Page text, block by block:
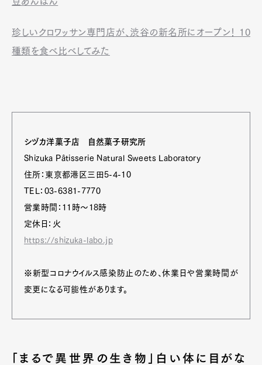
珍しいクロワッサン専門店が、渋谷の新名所にオープン！ 10
種類を食べ比べしてみた
シヅカ洋菓子店 自然菓子研究所
Shizuka Pâtisserie Natural Sweets Laboratory
住所：東京都港区三田5-4-10
TEL：03-6381-7770
営業時間：11時～18時
定休日：火
https://shizuka-labo.jp
※新型コロナウイルス感染防止のため、休業日や営業時間が
変更になる可能性があります。
「まるで異世界の生き物」白い体に目がな